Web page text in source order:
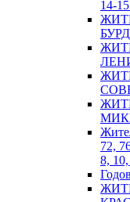
14-
72,
8,